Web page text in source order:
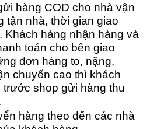
hàng COD cho nhà vận
tận nhà, thời gian giao
Khách hàng nhận hàng và
toán cho bên giao
đơn hàng to, nặng,
chuyển cao thì khách
trước shop gửi hàng thu
hàng theo đến các nhà